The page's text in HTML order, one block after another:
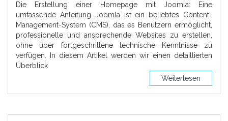
Die Erstellung einer Homepage mit Joomla: Eine
umfassende Anleitung Joomla ist ein beliebtes Content-
Management-System (CMS), das es Benutzern ermöglicht,
professionelle und ansprechende Websites zu erstellen,
ohne über fortgeschrittene technische Kenntnisse zu
verfügen. In diesem Artikel werden wir einen detaillierten
Überblick
Weiterlesen